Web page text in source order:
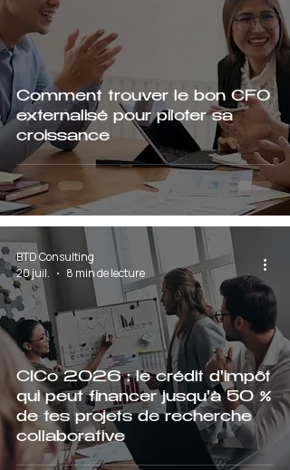
Comment trouver le bon CFO
externalisé pour piloter sa
croissance
CICo 2026 : le crédit d'impôt
qui peut financer jusqu'à 50 %
de tes projets de recherche
collaborative
BTD Consulting
20 juil.
8 min de lecture